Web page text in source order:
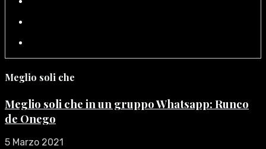
Meglio soli che
Meglio soli che in un gruppo Whatsapp: Runco
de Onego
5 Marzo 2021